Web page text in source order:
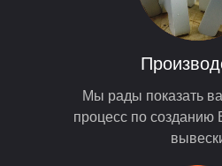
Мы рады показать
процесс по